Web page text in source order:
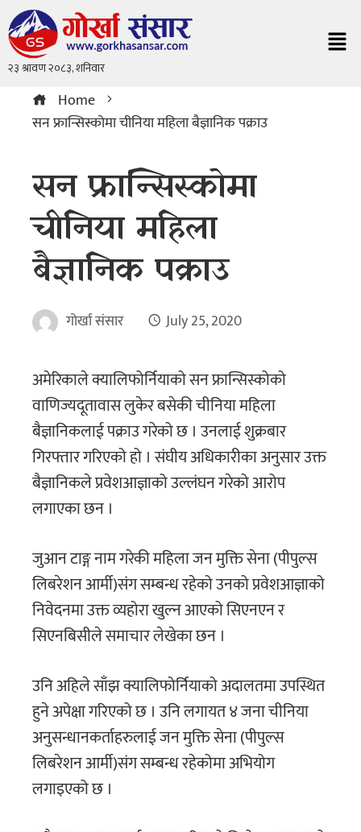
Home
सन फ्रान्सिस्कोमा चीनिया महिला बैज्ञानिक पक्राउ
सन फ्रान्सिस्कोमा
चीनिया महिला
बैज्ञानिक पक्राउ
गोर्खा संसार July 25, 2020
अमेरिकाले क्यालिफोर्नियाको सन फ्रान्सिस्कोको
वाणिज्यदूतावास लुकेर बसेकी चीनिया महिला
बैज्ञानिकलाई पक्राउ गरेको छ । उनलाई शुक्रबार
गिरफ्तार गरिएको हो । संघीय अधिकारीका अनुसार उक्त
बैज्ञानिकले प्रवेशआज्ञाको उल्लंघन गरेको आरोप
लगाएका छन ।
जुआन टाङ्ग नाम गरेकी महिला जन मुक्ति सेना (पीपुल्स
लिबरेशन आर्मी)संग सम्बन्ध रहेको उनको प्रवेशआज्ञाको
निवेदनमा उक्त व्यहोरा खुल्न आएको सिएनएन र
सिएनबिसीले समाचार लेखेका छन ।
उनि अहिले साँझ क्यालिफोर्नियाको अदालतमा उपस्थित
हुने अपेक्षा गरिएको छ । उनि लगायत ४ जना चीनिया
अनुसन्धानकर्ताहरुलाई जन मुक्ति सेना (पीपुल्स
लिबरेशन आर्मी)संग सम्बन्ध रहेकोमा अभियोग
लगाइएको छ ।